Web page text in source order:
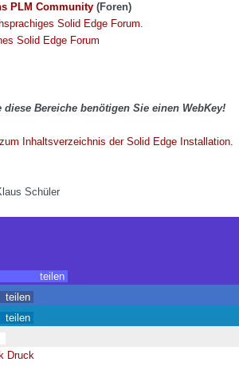
PLM Community (Foren)
Solid Edge Forum.
Solid Edge Forum
diese Bereiche benötigen Sie einen WebKey!
Inhaltsverzeichnis der Solid Edge Installation.
Schüler
teilen
teilen
teilen
Druck